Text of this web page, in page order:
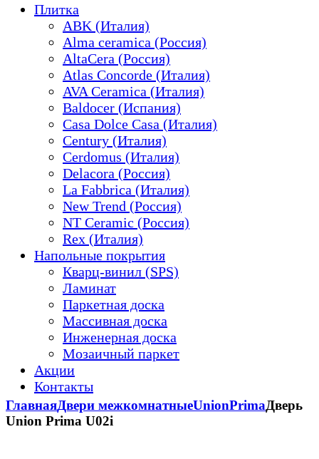
Плитка
ABK (Италия)
Alma ceramica (Россия)
AltaCera (Россия)
Atlas Concorde (Италия)
AVA Ceramica (Италия)
Baldocer (Испания)
Casa Dolce Casa (Италия)
Century (Италия)
Cerdomus (Италия)
Delacora (Россия)
La Fabbrica (Италия)
New Trend (Россия)
NT Ceramic (Россия)
Rex (Италия)
Напольные покрытия
Кварц-винил (SPS)
Ламинат
Паркетная доска
Массивная доска
Инженерная доска
Мозаичный паркет
Акции
Контакты
ГлавнаяДвери межкомнатныеUnionPrimaДверь
Union Prima U02i